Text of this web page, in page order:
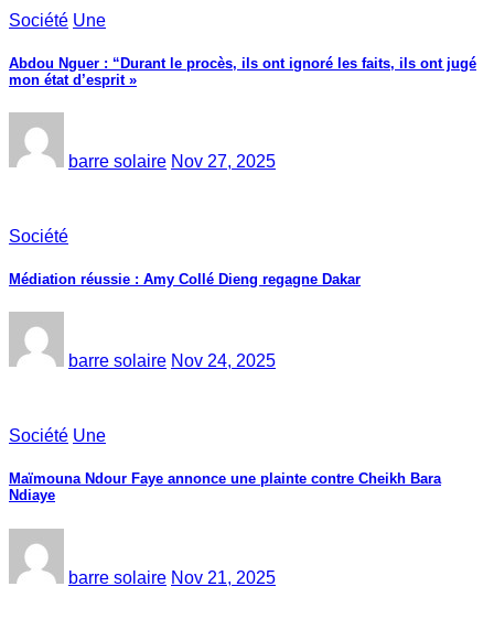
Société Une
Abdou Nguer : “Durant le procès, ils ont ignoré les faits, ils ont jugé
mon état d’esprit »
barre solaire Nov 27, 2025
Société
Médiation réussie : Amy Collé Dieng regagne Dakar
barre solaire Nov 24, 2025
Société Une
Maïmouna Ndour Faye annonce une plainte contre Cheikh Bara
Ndiaye
barre solaire Nov 21, 2025